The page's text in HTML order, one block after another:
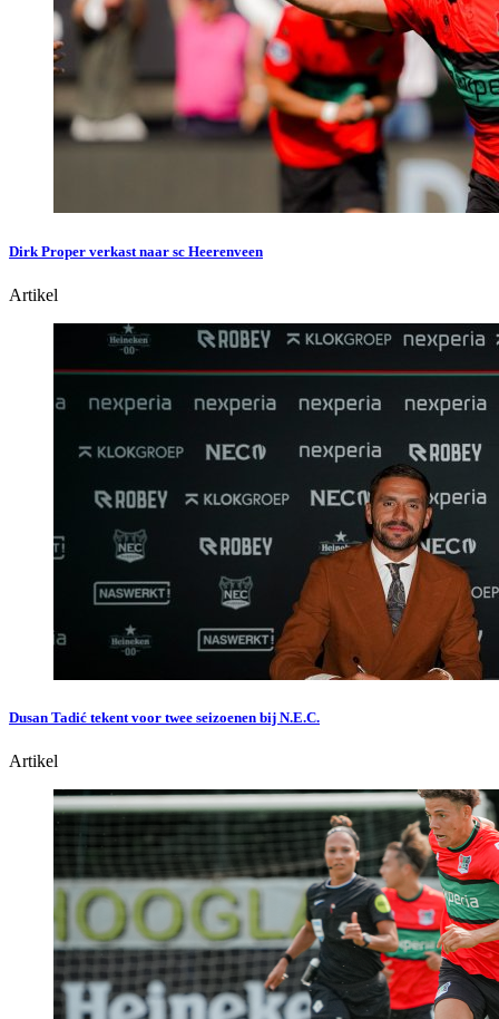
Dirk Proper verkast naar sc Heerenveen
Artikel
Dusan Tadić tekent voor twee seizoenen bij N.E.C.
Artikel